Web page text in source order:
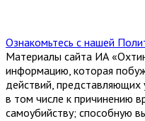
Ознакомьтесь с нашей
Материалы сайта ИА
информацию, которая
действий, представляющих
в том числе к причинению
самоубийству; способную